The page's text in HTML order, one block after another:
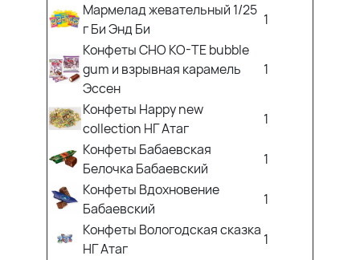
Мармелад жевательный 1/25
г Би Энд Би
1
Конфеты CHO KO-TE bubble
gum и взрывная карамель
Эссен
1
Конфеты Happy new
collection НГ Атаг
1
Конфеты Бабаевская
Белочка Бабаевский
1
Конфеты Вдохновение
Бабаевский
1
Конфеты Вологодская сказка
НГ Атаг
1